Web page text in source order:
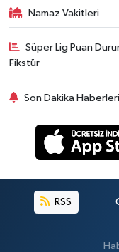
Namaz Vakitleri
Süper Lig Puan
Fikstür
Son Dakika Haberleri
RSS